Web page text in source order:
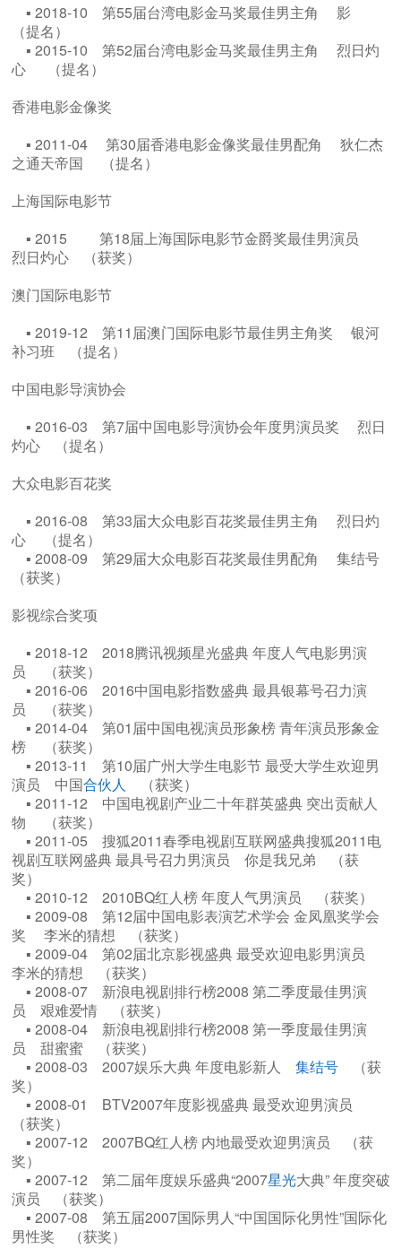
▪ 2018-10 第55届台湾电影金马奖最佳男主角 影
（提名）
▪ 2015-10 第52届台湾电影金马奖最佳男主角 烈日灼
心 （提名）
香港电影金像奖
▪ 2011-04 第30届香港电影金像奖最佳男配角 狄仁杰
之通天帝国 （提名）
上海国际电影节
▪ 2015 第18届上海国际电影节金爵奖最佳男演员
烈日灼心 （获奖）
澳门国际电影节
▪ 2019-12 第11届澳门国际电影节最佳男主角奖 银河
补习班 （提名）
中国电影导演协会
▪ 2016-03 第7届中国电影导演协会年度男演员奖 烈日
灼心 （提名）
大众电影百花奖
▪ 2016-08 第33届大众电影百花奖最佳男主角 烈日灼
心 （提名）
▪ 2008-09 第29届大众电影百花奖最佳男配角 集结号
（获奖）
影视综合奖项
▪ 2018-12 2018腾讯视频星光盛典 年度人气电影男演
员 （获奖）
▪ 2016-06 2016中国电影指数盛典 最具银幕号召力演
员 （获奖）
▪ 2014-04 第01届中国电视演员形象榜 青年演员形象金
榜 （获奖）
▪ 2013-11 第10届广州大学生电影节 最受大学生欢迎男
演员 中国合伙人 （获奖）
▪ 2011-12 中国电视剧产业二十年群英盛典 突出贡献人
物 （获奖）
▪ 2011-05 搜狐2011春季电视剧互联网盛典搜狐2011电
视剧互联网盛典 最具号召力男演员 你是我兄弟 （获
奖）
▪ 2010-12 2010BQ红人榜 年度人气男演员 （获奖）
▪ 2009-08 第12届中国电影表演艺术学会 金凤凰奖学会
奖 李米的猜想 （获奖）
▪ 2009-04 第02届北京影视盛典 最受欢迎电影男演员
李米的猜想 （获奖）
▪ 2008-07 新浪电视剧排行榜2008 第二季度最佳男演
员 艰难爱情 （获奖）
▪ 2008-04 新浪电视剧排行榜2008 第一季度最佳男演
员 甜蜜蜜 （获奖）
▪ 2008-03 2007娱乐大典 年度电影新人 集结号（获
奖）
▪ 2008-01 BTV2007年度影视盛典 最受欢迎男演员
（获奖）
▪ 2007-12 2007BQ红人榜 内地最受欢迎男演员 （获
奖）
▪ 2007-12 第二届年度娱乐盛典“2007星光大典” 年度突破
演员 （获奖）
▪ 2007-08 第五届2007国际男人“中国国际化男性”国际化
男性奖 （获奖）